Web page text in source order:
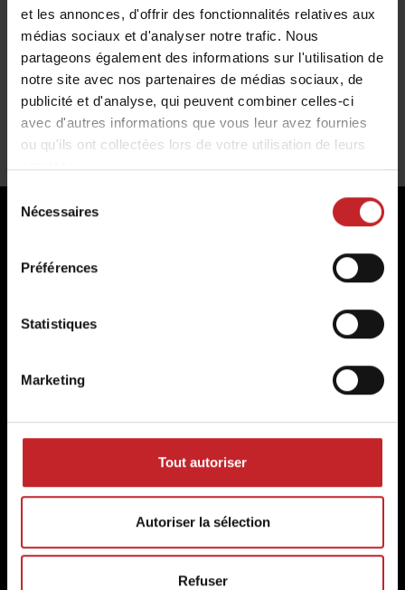
et les annonces, d'offrir des fonctionnalités relatives aux
médias sociaux et d'analyser notre trafic. Nous
partageons également des informations sur l'utilisation de
notre site avec nos partenaires de médias sociaux, de
publicité et d'analyse, qui peuvent combiner celles-ci
avec d'autres informations que vous leur avez fournies
ou qu'ils ont collectées lors de votre utilisation de leurs
services.
Nécessaires
Préférences
Statistiques
Marketing
Tout autoriser
Autoriser la sélection
Refuser
Pointe HeavyDuty 35mm
Quatre raisons de choisir
ajustement parfait
Spécialement conçues pour les machines
Väderstad, nos pièces assurent un ajustement
parfait et des performances agronomiques